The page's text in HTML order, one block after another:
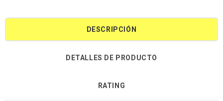
DESCRIPCIÓN
DETALLES DE PRODUCTO
RATING